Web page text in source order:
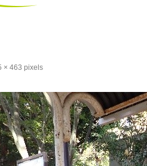
× 463 pixels